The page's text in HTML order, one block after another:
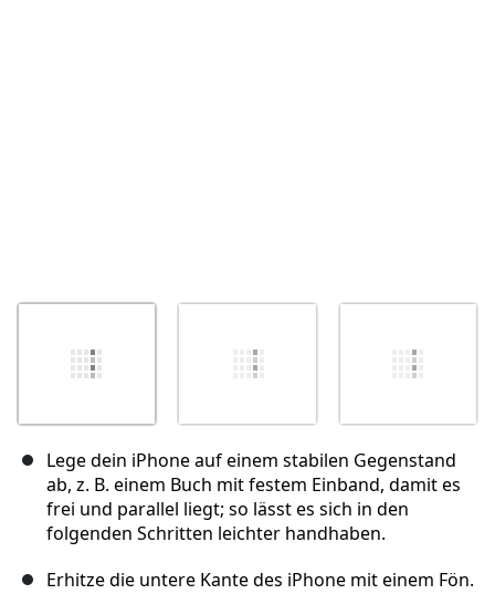
Lege dein iPhone auf einem stabilen Gegenstand
ab, z. B. einem Buch mit festem Einband, damit es
frei und parallel liegt; so lässt es sich in den
folgenden Schritten leichter handhaben.
Erhitze die untere Kante des iPhone mit einem Fön.